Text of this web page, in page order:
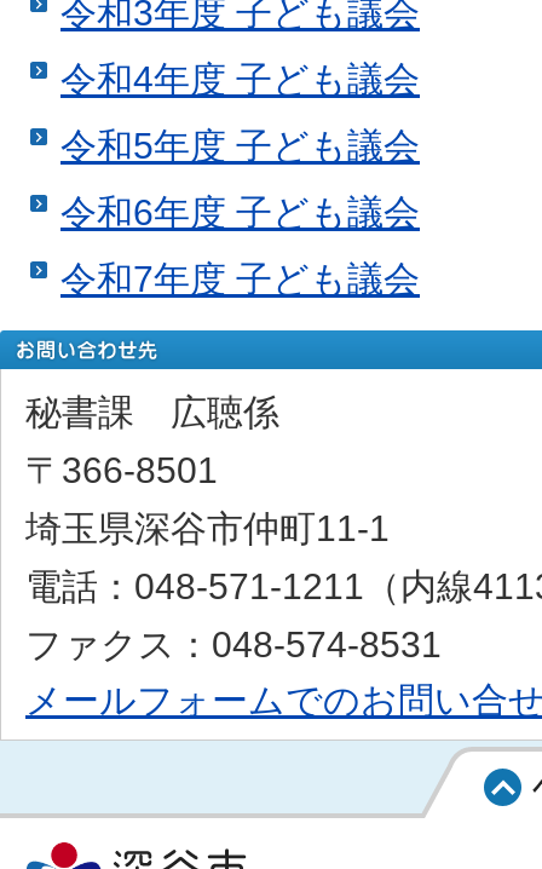
令和3年度 子ども議会
令和4年度 子ども議会
令和5年度 子ども議会
令和6年度 子ども議会
令和7年度 子ども議会
秘書課 広聴係
〒366-8501
埼玉県深谷市仲町11-1
電話：048-571-1211（内線
ファクス：048-574-8531
メールフォームでのお問い合